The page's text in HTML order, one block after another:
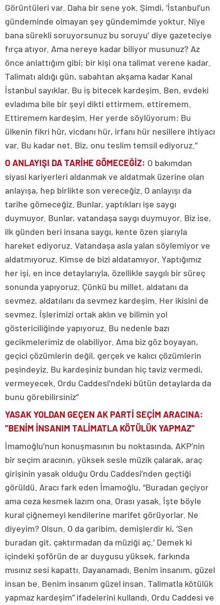
Görüntüleri var. Daha bir sene yok. Şimdi, ‘İstanbul’un
gündeminde olmayan şey gündemimde yoktur. Niye
bana sürekli soruyorsunuz bu soruyu’ diye gazeteciye
fırça atıyor. Ama nereye kadar biliyor musunuz? Az
önce anlattığım gibi; bir kişi ona talimat verene kadar.
Talimatı aldığı gün, sabahtan akşama kadar Kanal
İstanbul sayıklar. Bu iş bitecek kardeşim. Ben, evdeki
evladıma bile bir şeyi dikti ettirmem, ettiremem.
Ettiremem kardeşim. Her yerde söylüyorum: Bu
ülkenin fikri hür, vicdanı hür, irfanı hür nesillere ihtiyacı
var. Bu kadar net. Biz, onu teslim temsil ediyoruz.”
O ANLAYIŞI DA TARİHE GÖMECEĞİZ: O bakımdan
siyasi kariyerleri aldanmak ve aldatmak üzerine olan
anlayışa, hep birlikte son vereceğiz. O anlayışı da
tarihe gömeceğiz. Bunlar, yaptıkları işe saygı
duymuyor. Bunlar, vatandaşa saygı duymuyor. Biz ise,
ilk günden beri insana saygı, kente özen şiarıyla
hareket ediyoruz. Vatandaşa asla yalan söylemiyor ve
aldatmıyoruz. Kimse de bizi aldatamıyor. Yaptığımız
her işi, en ince detaylarıyla, özellikle saygılı bir süreç
sonunda yapıyoruz. Çünkü bu millet, aldatanı da
sevmez, aldatılanı da sevmez kardeşim. Her ikisini de
sevmez. İşlerimizi ortak aklın ve bilimin yol
göstericiliğinde yapıyoruz. Bu nedenle bazı
gecikmelerimiz de olabiliyor. Ama biz göz boyayan,
geçici çözümlerin değil, gerçek ve kalıcı çözümlerin
peşindeyiz. Bu kardeşiniz bundan hiç taviz vermedi,
vermeyecek. Ordu Caddesi’ndeki bütün detaylarda da
bunu görebilirsiniz”
YASAK YOLDAN GEÇEN AK PARTİ SEÇİM ARACINA:
“BENİM İNSANIM TALİMATLA KÖTÜLÜK YAPMAZ”
İmamoğlu’nun konuşmasının bu noktasında, AKP’nin
bir seçim aracının, yüksek sesle müzik çalarak, araç
girişinin yasak olduğu Ordu Caddesi’nden geçtiği
görüldü. Aracı fark eden İmamoğlu, “Buradan geçiyor
ama ceza kesmek lazım ona. Orası yasak. İşte böyle
kural çiğnemeyi kendilerine marifet görüyorlar. Ne
diyeyim? Olsun. O da garibim, demişlerdir ki, ‘Sen
buradan git, çaktırmadan da müziği aç.’ Demek ki
içindeki şoförün de ar duygusu yüksek, farkında
mısınız sesi kapattı. Dayanamadı. Benim insanım, güzel
insan be. Benim insanım güzel insan. Talimatla kötülük
yapmaz kardeşim” ifadelerini kullandı. Ordu Caddesi ve